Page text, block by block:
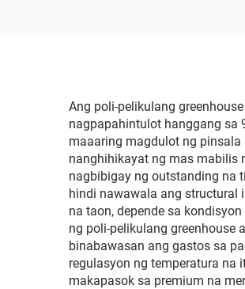
irigasyon
Ang poli-pelikulang
nagpapahintulot hanggang sa
maaaring magdulot ng
nanghihikayat ng mas mabilis
nagbibigay ng outstanding na
hindi nawawala ang structural
na taon, depende sa
ng poli-pelikulang
binabawasan ang gastos sa
regulasyon ng temperatura
makapasok sa premium na